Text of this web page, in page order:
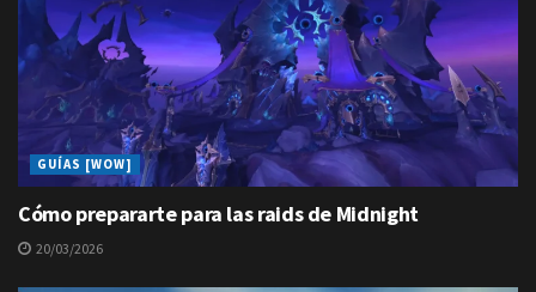
GUÍAS [WOW]
Cómo prepararte para las raids de Midnight
20/03/2026